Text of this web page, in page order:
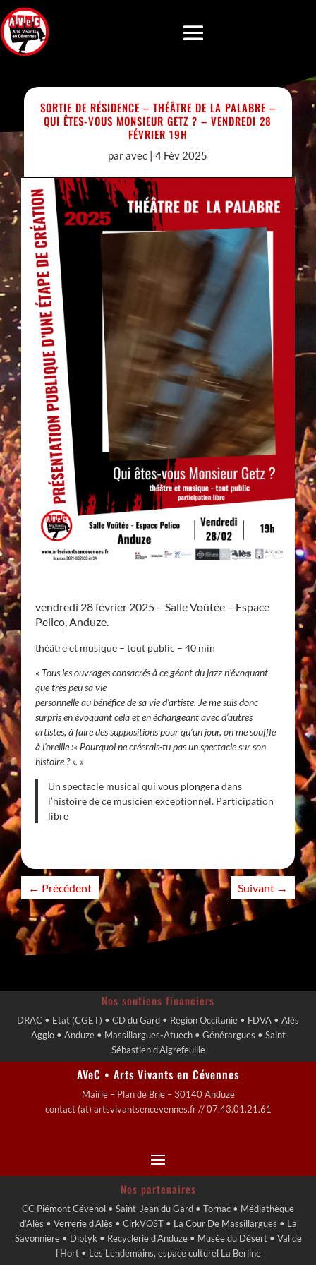
SORTIE DE RÉSIDENCE – THÉÂTRE DE LA PALABRE –
QUI ÊTES-VOUS MONSIEUR GETZ ? – VENDREDI 28
FÉVRIER 19H
paravec |4 Fév 2025
vendredi 28 février 2025 – Salle Voûtée – Espace
Pelico, Anduze.
théâtre et musique – tout public – 40 min
« Tous les ouvrages consacrés à ce géant du jazz n’évoquant
que très peu sa vie
personnelle au bénéfice de sa vie d’artiste. Je me suis donc
surpris en évoquant cela et en échangeant avec d’autres
artistes, à faire des suppositions pour qu’un jour, on me souffle
à l’oreille :« Pourquoi ne créerais-tu pas un spectacle sur son
histoire ? ». »
Un spectacle musical qui vous plongera dans
l’histoire de ce musicien exceptionnel. Participation
libre
← Précédent Suivant →
Nos soutiens financiers
DRAC • Etat (CGET) • CD du Gard • Région Occitanie • FDVA • Alès
Agglo • Anduze • Massillargues-Atuech • Générargues • Saint
Sébastien d’Aigrefeuille
AVeC • Arts Vivants en Cévennes
Mairie – Plan de Brie – 30140 Anduze
contact (at) artsvivantsencevennes.fr // 07.43.01.21.61
Nos partenaires
CC Piémont Cévenol • Saint-Jean du Gard • Tornac • Médiathèque
d’Alès • Verrerie d’Alès • CirkVOST • La Cour De Massillargues • La
Savonnière • Diptyk • Recyclerie d’Anduze • Musée du Désert • Val de
l’Hort • Les Lendemains, espace culturel La Berline